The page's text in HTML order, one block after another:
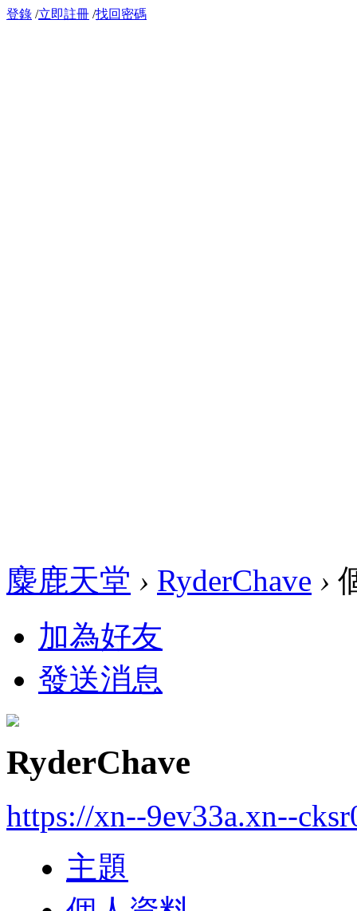
登錄 /立即註冊 /找回密碼
麋鹿天堂 › RyderChave ›
加為好友
發送消息
RyderChave
https://xn--9ev33a.xn--
主題